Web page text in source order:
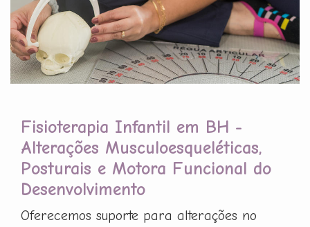
Fisioterapia Infantil em BH -
Alterações Musculoesqueléticas,
Posturais e Motora Funcional do
Desenvolvimento
Oferecemos suporte para alterações no